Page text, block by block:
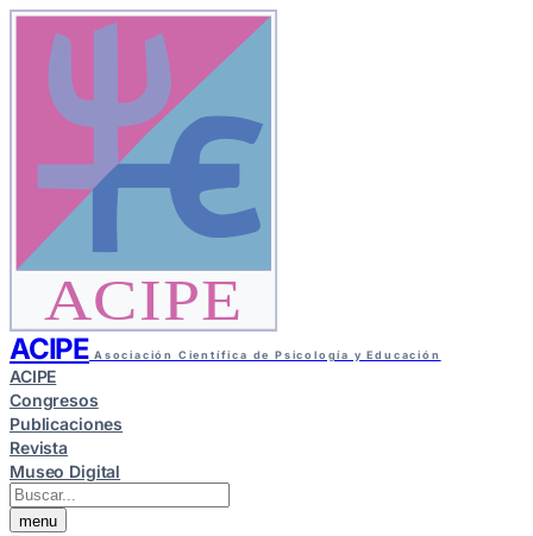
ACIPE
ACIPE Asociación Científica de Psicología y Educación
ACIPE
Congresos
Publicaciones
Revista
Museo Digital
menu